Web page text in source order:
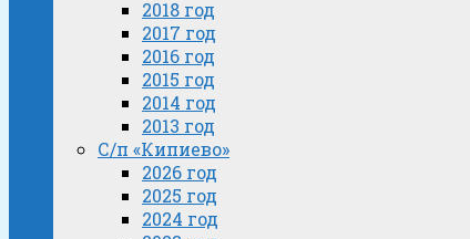
2018 год
2017 год
2016 год
2015 год
2014 год
2013 год
С/п «Кипиево»
2026 год
2025 год
2024 год